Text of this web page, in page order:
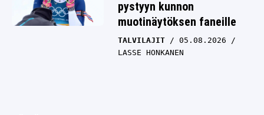
pystyyn kunnon
muotinäytöksen faneille
TALVILAJIT
05.08.2026
LASSE HONKANEN